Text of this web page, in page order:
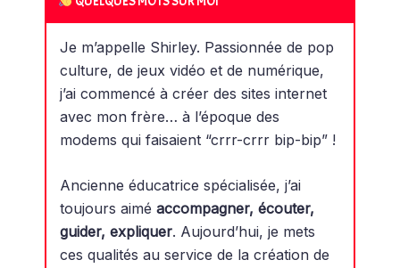
Je m’appelle Shirley. Passionnée de pop
culture, de jeux vidéo et de numérique,
j’ai commencé à créer des sites internet
avec mon frère… à l’époque des
modems qui faisaient “crrr-crrr bip-bip” !
Ancienne éducatrice spécialisée, j’ai
toujours aimé accompagner, écouter,
guider, expliquer. Aujourd’hui, je mets
ces qualités au service de la création de